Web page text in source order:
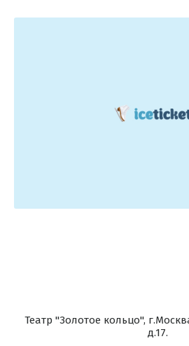
Театр "Золотое кольцо",
д.17.